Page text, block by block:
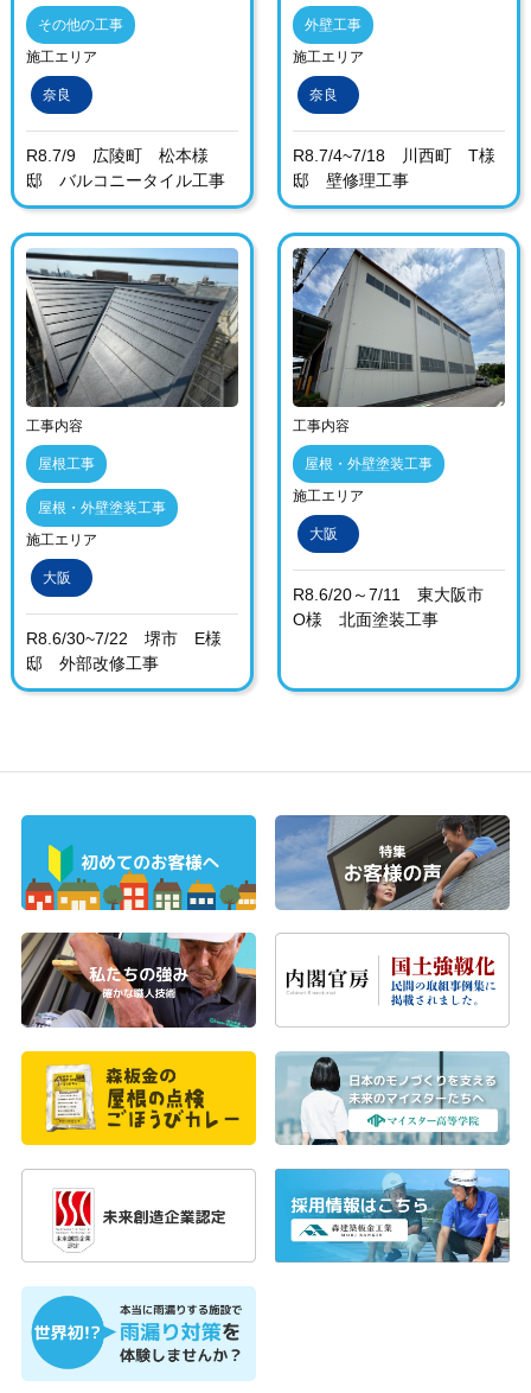
その他の工事
施工エリア
奈良
R8.7/9 広陵町 松本様
邸 バルコニータイル工事
外壁工事
施工エリア
奈良
R8.7/4~7/18 川西町 T様
邸 壁修理工事
工事内容
屋根工事
屋根・外壁塗装工事
施工エリア
大阪
R8.6/30~7/22 堺市 E様
邸 外部改修工事
工事内容
屋根・外壁塗装工事
施工エリア
大阪
R8.6/20～7/11 東大阪市
O様 北面塗装工事